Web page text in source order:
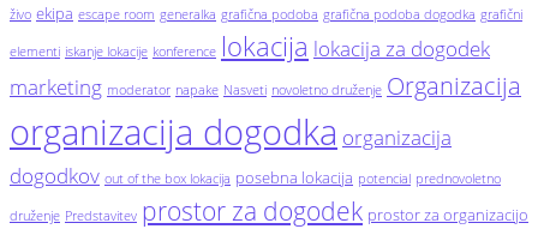
živo ekipa escape room generalka grafična podoba grafična podoba dogodka grafični
elementi iskanje lokacije konference lokacija lokacija za dogodek
marketing moderator napake Nasveti novoletno druženje Organizacija
organizacija dogodka organizacija
dogodkov out of the box lokacija posebna lokacija potencial prednovoletno
druženje Predstavitev prostor za dogodek prostor za organizacijo